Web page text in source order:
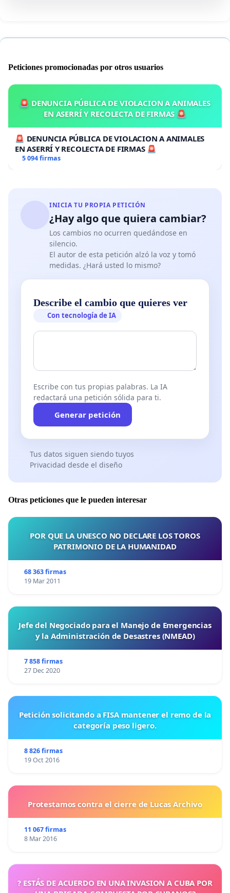
Peticiones promocionadas por otros usuarios
🚨 DENUNCIA PÚBLICA DE VIOLACION A ANIMALES
EN ASERRÍ Y RECOLECTA DE FIRMAS 🚨
🚨 DENUNCIA PÚBLICA DE VIOLACION A ANIMALES
EN ASERRÍ Y RECOLECTA DE FIRMAS 🚨
5 094 firmas
INICIA TU PROPIA PETICIÓN
¿Hay algo que quiera cambiar?
Los cambios no ocurren quedándose en
silencio.
El autor de esta petición alzó la voz y tomó
medidas. ¿Hará usted lo mismo?
Describe el cambio que quieres ver
Con tecnología de IA
Escribe con tus propias palabras. La IA
redactará una petición sólida para ti.
Generar petición
Tus datos siguen siendo tuyos
Privacidad desde el diseño
Otras peticiones que le pueden interesar
POR QUE LA UNESCO NO DECLARE LOS TOROS
PATRIMONIO DE LA HUMANIDAD
68 363 firmas
19 Mar 2011
Jefe del Negociado para el Manejo de Emergencias
y la Administración de Desastres (NMEAD)
7 858 firmas
27 Dec 2020
Petición solicitando a FISA mantener el remo de la
categoría peso ligero.
8 826 firmas
19 Oct 2016
Protestamos contra el cierre de Lucas Archivo
11 067 firmas
8 Mar 2016
? ESTÁS DE ACUERDO EN UNA INVASION A CUBA POR